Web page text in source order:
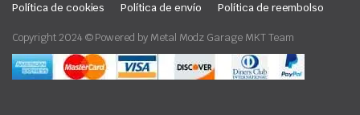
Política de cookies
Política de envío Política de reembolso
Copyright 2024 © Powered by Metal Modz Garage MKT Team